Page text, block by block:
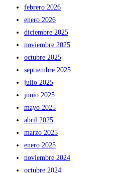
febrero 2026
enero 2026
diciembre 2025
noviembre 2025
octubre 2025
septiembre 2025
julio 2025
junio 2025
mayo 2025
abril 2025
marzo 2025
enero 2025
noviembre 2024
octubre 2024